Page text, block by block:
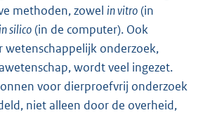
methoden, zowel in vitro(in
in silico(in de computer). Ook
wetenschappelijk onderzoek,
wordt veel ingezet.
voor dierproefvrij onderzoek
niet alleen door de overheid,